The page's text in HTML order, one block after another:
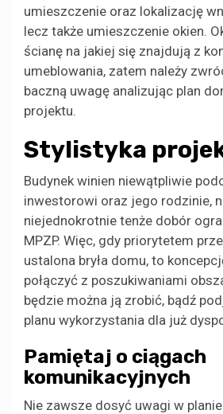
umieszczenie oraz lokalizację
lecz także umieszczenie okien.
ścianę na jakiej się znajdują z
umeblowania, zatem należy
baczną uwagę analizując plan
projektu.
Stylistyka
Budynek winien niewątpliwie
inwestorowi oraz jego rodzinie,
niejednokrotnie tenże dobór
MPZP. Więc, gdy priorytetem
ustalona bryła domu, to
połączyć z poszukiwaniami
będzie można ją zrobić, bądź
planu wykorzystania dla już
Pamiętaj o ciągach
komunikacyjnych
Nie zawsze dosyć uwagi w